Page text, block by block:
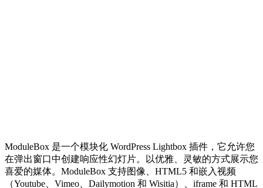
ModuleBox 是一个模块化 WordPress Lightbox 插件，它允许您
在弹出窗口中创建响应性幻灯片。以优雅、灵敏的方式展示您
喜爱的媒体。ModuleBox 支持图像、HTML5 和嵌入视频
（Youtube、Vimeo、Dailymotion 和 Wisitia）、iframe 和 HTML